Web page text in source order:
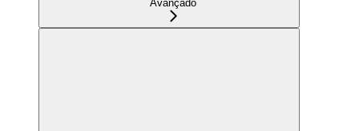
Avançado